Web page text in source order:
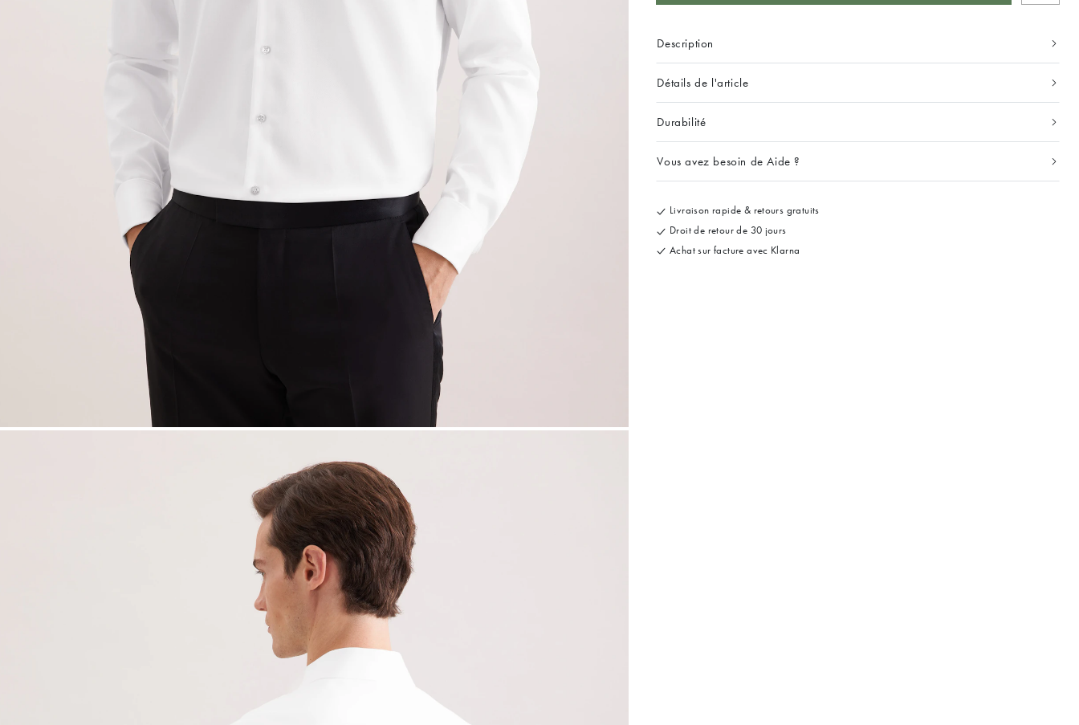
Description
Détails de l'article
Durabilité
Vous avez besoin de Aide ?
Livraison rapide & retours gratuits
Droit de retour de 30 jours
Achat sur facture avec Klarna